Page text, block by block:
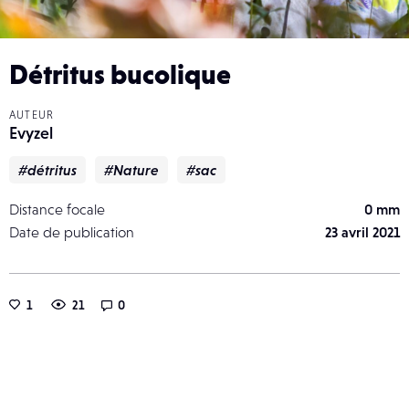
Détritus bucolique
AUTEUR
Evyzel
#détritus #Nature #sac
Distance focale
0 mm
Date de publication
23 avril 2021
1 21 0